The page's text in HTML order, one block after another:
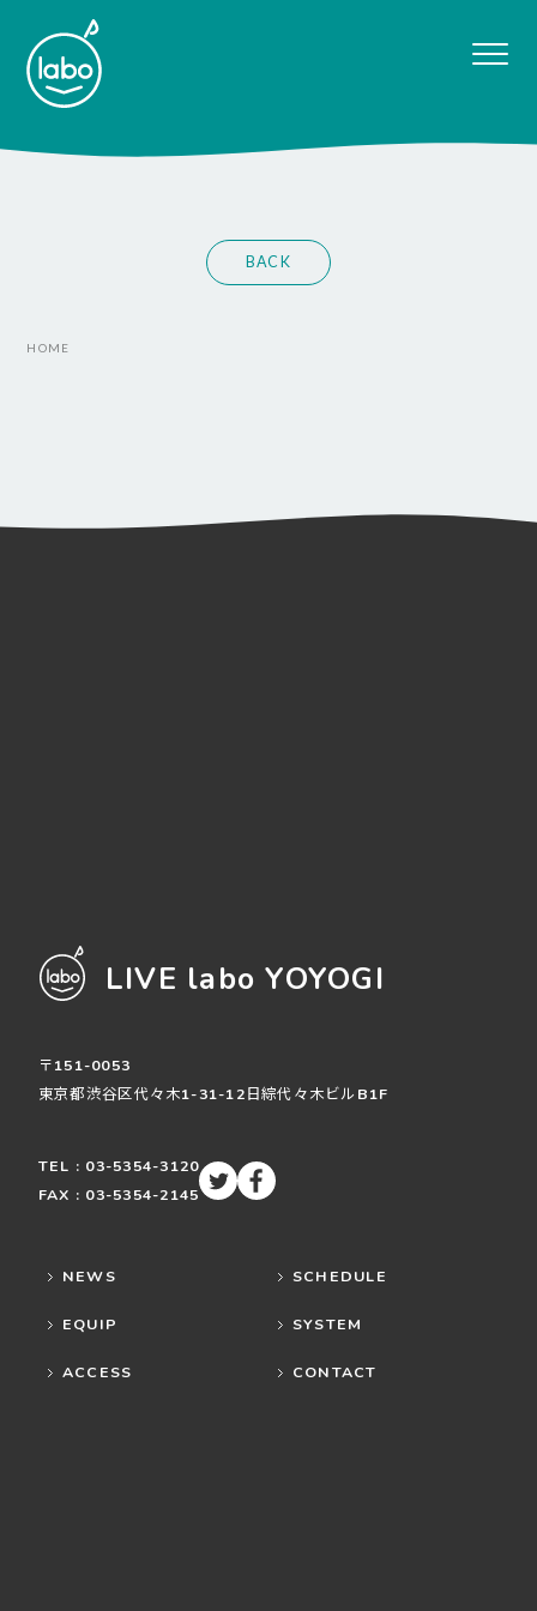
BACK
HOME
LIVE labo YOYOGI
〒151-0053
東京都渋谷区代々木1-31-12日綜代々木ビルB1F
TEL : 03-5354-3120
FAX : 03-5354-2145
NEWS SCHEDULE
EQUIP SYSTEM
ACCESS CONTACT